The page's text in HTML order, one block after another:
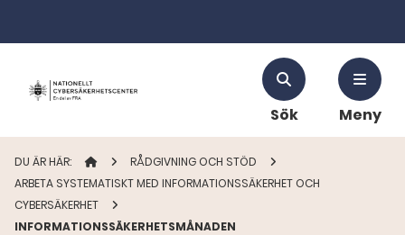
Sök Meny
DU ÄR HÄR: STARTSIDANRÅDGIVNING OCH STÖD
ARBETA SYSTEMATISKT MED INFORMATIONSSÄKERHET OCH
CYBERSÄKERHET
INFORMATIONSSÄKERHETSMÅNADEN